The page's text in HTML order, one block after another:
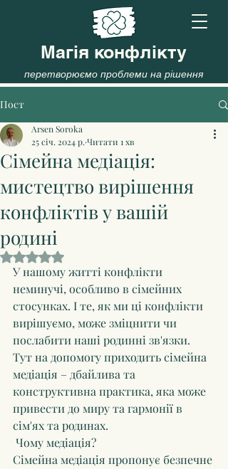
Магія конфлікту
перетворюємо проблеми на рішення
Пост
Сімейна медіація:
мистецтво вирішення
конфліктів у вашій
родині
Arsen Soroka
25 січ. 2024 р. Читати 1 хв
Оцінка: NaN з 5 зірок.
У нашому житті конфлікти
неминучі, особливо в сімейних
стосунках. І те, як ми ці конфлікти
вирішуємо, може зміцнити чи
послабити наші родинні зв'язки.
Тут на допомогу приходить сімейна
медіація – дбайлива та
конструктивна практика, яка може
привести до миру та гармонії в
сім'ях та родинах.
Чому медіація?
Сімейна медіація пропонує безпечне